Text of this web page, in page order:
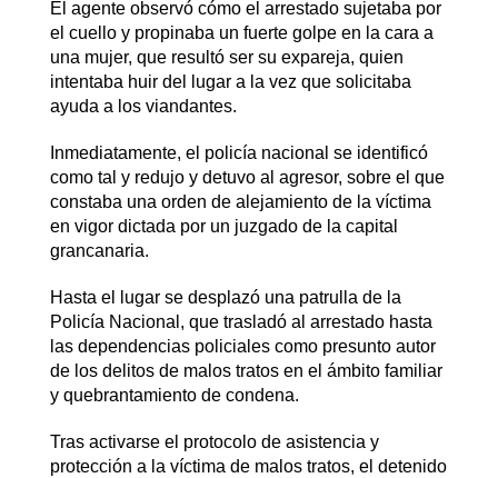
El agente observó cómo el arrestado sujetaba por
el cuello y propinaba un fuerte golpe en la cara a
una mujer, que resultó ser su expareja, quien
intentaba huir del lugar a la vez que solicitaba
ayuda a los viandantes.
Inmediatamente, el policía nacional se identificó
como tal y redujo y detuvo al agresor, sobre el que
constaba una orden de alejamiento de la víctima
en vigor dictada por un juzgado de la capital
grancanaria.
Hasta el lugar se desplazó una patrulla de la
Policía Nacional, que trasladó al arrestado hasta
las dependencias policiales como presunto autor
de los delitos de malos tratos en el ámbito familiar
y quebrantamiento de condena.
Tras activarse el protocolo de asistencia y
protección a la víctima de malos tratos, el detenido